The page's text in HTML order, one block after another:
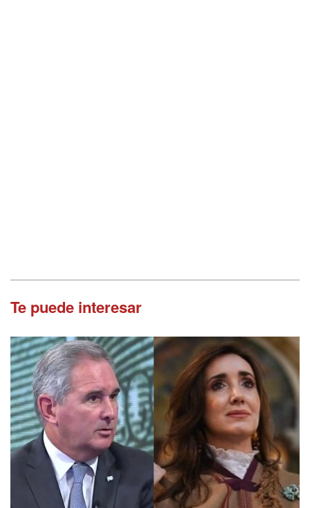
Te puede interesar